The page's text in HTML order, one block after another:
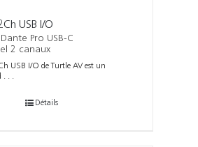
USB I/O
Pro USB-C
2 canaux
USB I/O de Turtle AV est un
. . .
Détails